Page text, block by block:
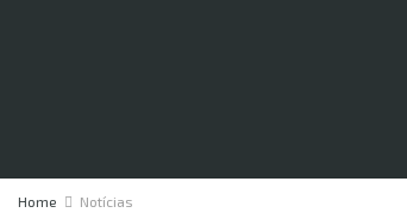
Home Notícias